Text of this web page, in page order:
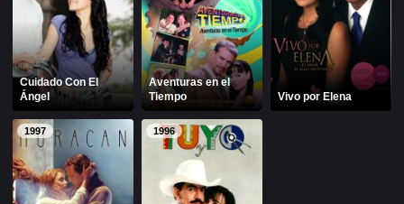
Dulce María Maite Perroni
RBD
DUBLADO
Alfonso Herrera Anahí
Christian Chavez
Cuidado Con El
Ángel
Aventuras en el
Tiempo
Vivo por Elena
1997 1996